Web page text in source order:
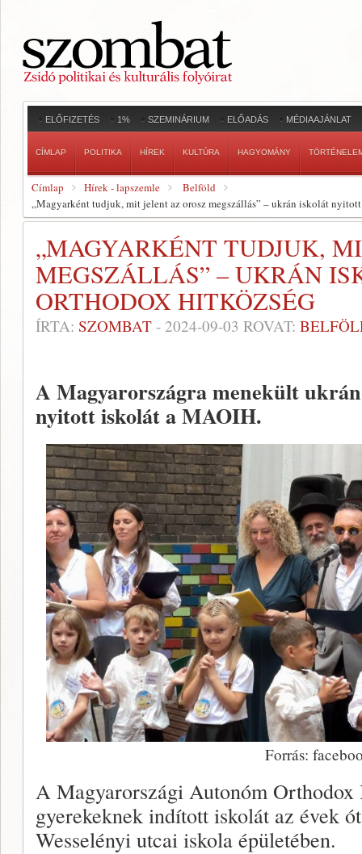
ELŐFIZETÉS 1% SZEMINÁRIUM ELŐADÁS MÉDIAAJÁNLAT
CÍMLAP POLITIKA HÍREK KULTÚRA HAGYOMÁNY
Címlap Hírek - lapszemle
Belföld
„Magyarként tudjuk, mit jelent az orosz megszállás” – ukrán iskolát
„MAGYARKÉNT TUDJUK,
MEGSZÁLLÁS” – UKRÁN
ORTHODOX HITKÖZSÉG
ÍRTA: SZOMBAT - 2024-09-03 ROVAT:
A Magyarországra menekült
nyitott iskolát a MAOIH.
Forrás:
A Magyarországi Autonóm
gyerekeknek indított iskolát az évek
Wesselényi utcai iskola épületében.